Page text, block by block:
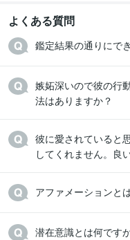
よくある質問
嫉妬深いので彼の行
法はありますか？
彼に愛されていると
してくれません。良
アファメーションと
潜在意識とは何です